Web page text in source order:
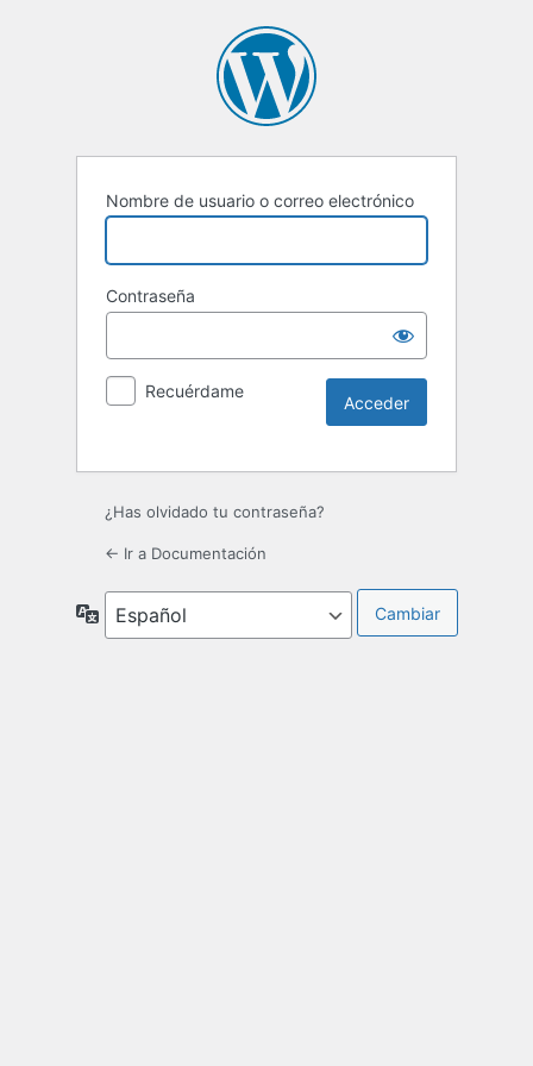
Nombre de usuario o correo electrónico
Contraseña
Recuérdame
¿Has olvidado tu contraseña?
← Ir a Documentación
Idioma